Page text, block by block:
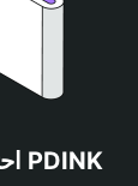
احتفظ بعملات PDINK